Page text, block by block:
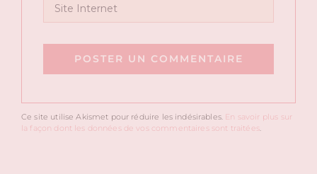
Ce site utilise Akismet pour réduire les indésirables. En savoir plus sur
la façon dont les données de vos commentaires sont traitées.